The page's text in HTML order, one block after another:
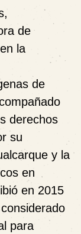
de
la
de
derechos
su
y la
en
en 2015
para